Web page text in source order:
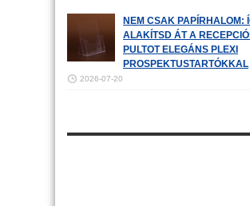
NEM CSAK PAPÍRHALOM:
ALAKÍTSD ÁT A
PULTOT ELEGÁNS PLEXI
PROSPEKTUSTARTÓKKAL
2026-07-20